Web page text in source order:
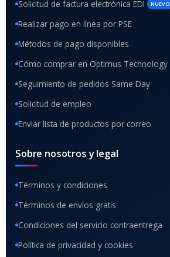
Solicitud de factura electrónica EDI NUEVO
Realizar pago en línea por PSE
Métodos de pago disponibles
Cómo comprar en Optimus Technology
Seguimiento de pedidos Same Day
Solicitud de empleo
Enviar lista de productos por correo
Sobre nosotros y legal
Términos y condiciones
Términos de envíos gratis
Condiciones del servicio contraentrega
Política de privacidad y cookies